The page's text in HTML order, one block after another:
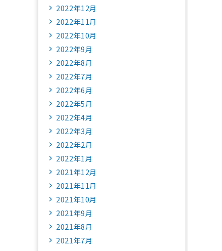
2022年12月
2022年11月
2022年10月
2022年9月
2022年8月
2022年7月
2022年6月
2022年5月
2022年4月
2022年3月
2022年2月
2022年1月
2021年12月
2021年11月
2021年10月
2021年9月
2021年8月
2021年7月